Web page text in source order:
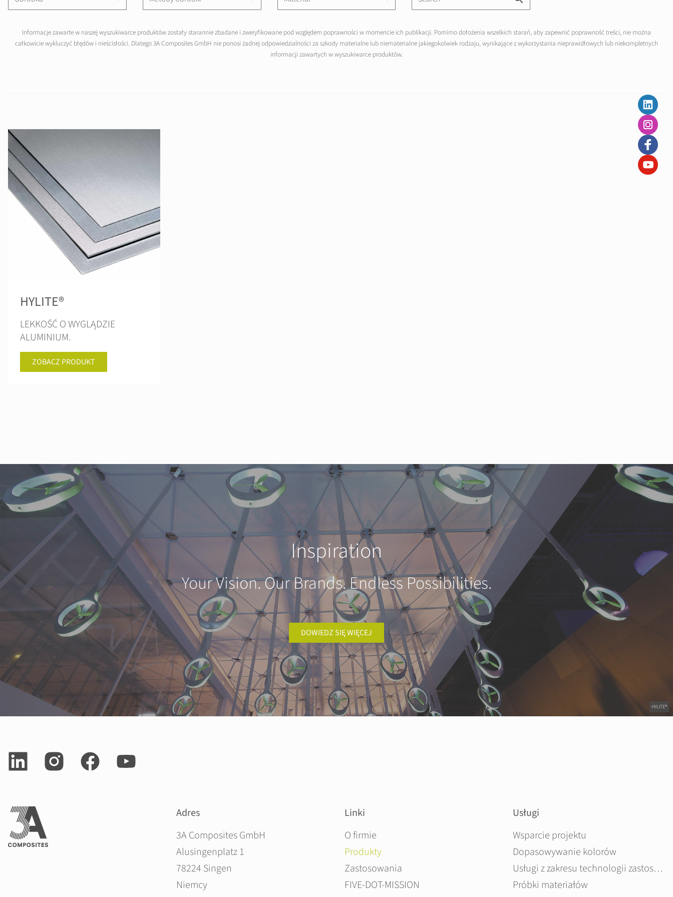
Informacje zawarte w naszej wyszukiwarce produktów zostały starannie zbadane i zweryfikowane pod względem poprawności w momencie ich publikacji. Pomimo dołożenia wszelkich starań, aby zapewnić poprawność treści, nie można
całkowicie wykluczyć błędów i nieścisłości. Dlatego 3A Composites GmbH nie ponosi żadnej odpowiedzialności za szkody materialne lub niematerialne jakiegokolwiek rodzaju, wynikające z wykorzystania nieprawidłowych lub niekompletnych
informacji zawartych w wyszukiwarce produktów.
HYLITE®
LEKKOŚĆ O WYGLĄDZIE
ALUMINIUM.
ZOBACZ PRODUKT
HYLITE®
Inspiration
Your Vision. Our Brands. Endless Possibilities.
DOWIEDZ SIĘ WIĘCEJ
Adres
3A Composites GmbH
Alusingenplatz 1
78224 Singen
Niemcy
Linki
Pomiń nawigacje
O firmie
Produkty
Zastosowania
FIVE-DOT-MISSION
Usługi
Pomiń nawigacje
Wsparcie projektu
Dopasowywanie kolorów
Usługi z zakresu technologii zastosowań
Próbki materiałów